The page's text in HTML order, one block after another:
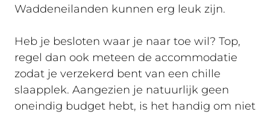
Waddeneilanden kunnen erg leuk zijn.
Heb je besloten waar je naar toe wil? Top,
regel dan ook meteen de accommodatie
zodat je verzekerd bent van een chille
slaapplek. Aangezien je natuurlijk geen
oneindig budget hebt, is het handig om niet